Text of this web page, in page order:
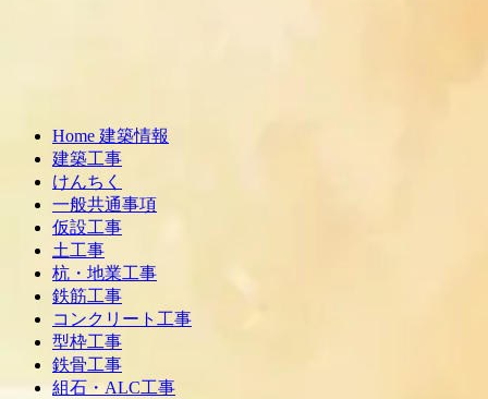
Home 建築情報
建築工事
けんちく
一般共通事項
仮設工事
土工事
杭・地業工事
鉄筋工事
コンクリート工事
型枠工事
鉄骨工事
組石・ALC工事